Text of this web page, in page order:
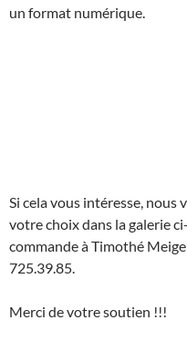
un format numérique.
Si cela vous intéresse, nous
votre choix dans la galerie
commande à Timothé
725.39.85.
Merci de votre soutien !!!